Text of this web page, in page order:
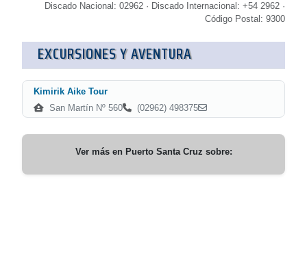
Discado Nacional: 02962 · Discado Internacional: +54 2962 ·
Código Postal: 9300
EXCURSIONES Y AVENTURA
Kimirik Aike Tour
San Martín Nº 560
(02962) 498375
Ver más en Puerto Santa Cruz sobre: